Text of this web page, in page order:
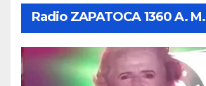
Radio ZAPATOCA 1360 A. M.